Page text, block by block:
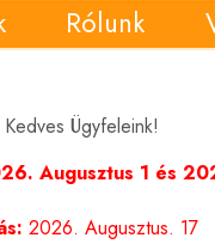
Rólunk
Kedves Ügyfeleink!
Augusztus 1 és
2026. Augusztus. 17